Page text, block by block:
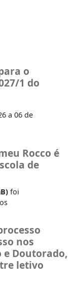
o
1 do
a 06 de
Rocco é
de
foi
nos
e Doutorado,
letivo